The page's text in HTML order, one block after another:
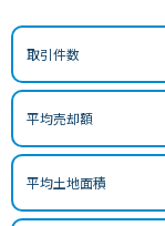
取引件数
平均売却額
平均土地面積